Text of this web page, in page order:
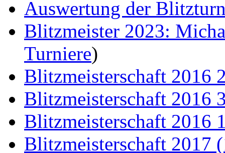
Auswertung der
Blitzmeister 2023:
Turniere)
Blitzmeisterschaft 2016
Blitzmeisterschaft 2016
Blitzmeisterschaft 2016
Blitzmeisterschaft 2017